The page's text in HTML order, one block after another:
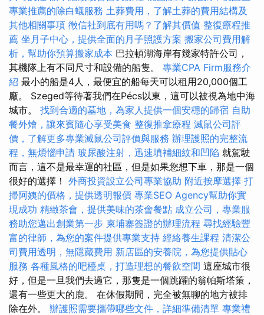
專業推薦的除白蟻服務 土葬費用，了解土葬的費用結構及
其他相關事項 徵信社到底有用嗎？了解其價值 整復療程推
薦 坐月子中心，提供全面的月子照護方案 搬家公司費用解
析，幫助你預算搬家成本 巴拉頓湖海岸有幾家特許公司，
其機隊上有不同尺寸和設備的船隻。 專業CPA Firm服務介
紹 最小的船是4人，最便宜的船每天可以租用20,000個工
廠。 Szeged等待著我們在Pécs以東，這可以被視為地中海
城市。 找到合適的墓地，為家人提供一個安穩的歸宿 自助
餐外燴，讓來賓隨心享受美食 整復推拿療程 滅鼠公司評
價，了解更多專業滅鼠公司評價與服務 辦理護照的完整流
程，無煩惱申請 玻尿酸注射，迅速填補細紋和凹陷 就駕駛
而言，這不是最幸運的社區，但是如果您想下車，那是一個
很好的選擇！ 外商投資設立公司專業協助 附近按摩選擇 打
掃阿姨的價格，提供透明報價 專業SEO Agency幫助你實
現成功 精緻茶會，提供美味的茶會餐點 成立公司，專業服
務助您邁出創業第一步 柬埔寨簽證的辦理流程 尋找經驗豐
富的律師，為您的案件提供專業支持 經絡養生課程 清潔公
司費用透明，無隱藏費用 新店區的安養院，為您提供貼心
服務 各種風格的吧檯桌，打造理想的餐飲空間 這座城市很
好，但是一旦我們去過它，那隻是一個跳躍的翁帕斯塔策，
還有一些更大的鹿。 在休假期間，完全被無聊的地方被排
除在外。 辦護照需要攜帶哪些文件，詳細準備清單 專業禮